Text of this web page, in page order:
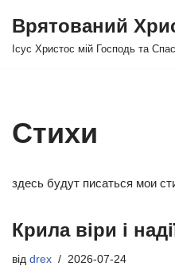
Перейти
Врятований
Ісус Христос мій Господь та
Стихи
здесь будут писаться мои
Крила віри і
від drex 2026-07-24